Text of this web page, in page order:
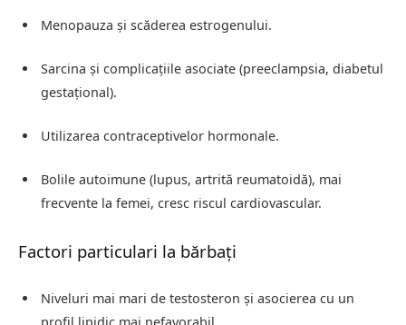
Menopauza și scăderea estrogenului.
Sarcina și complicațiile asociate (preeclampsia, diabetul
gestațional).
Utilizarea contraceptivelor hormonale.
Bolile autoimune (lupus, artrită reumatoidă), mai
frecvente la femei, cresc riscul cardiovascular.
Factori particulari la bărbați
Niveluri mai mari de testosteron și asocierea cu un